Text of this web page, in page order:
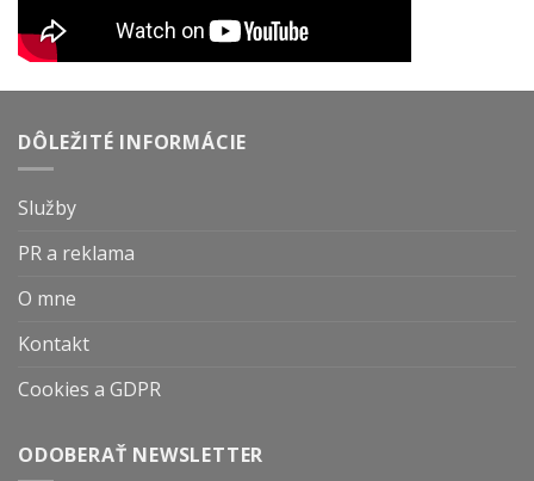
DÔLEŽITÉ INFORMÁCIE
Služby
PR a reklama
O mne
Kontakt
Cookies a GDPR
ODOBERAŤ NEWSLETTER